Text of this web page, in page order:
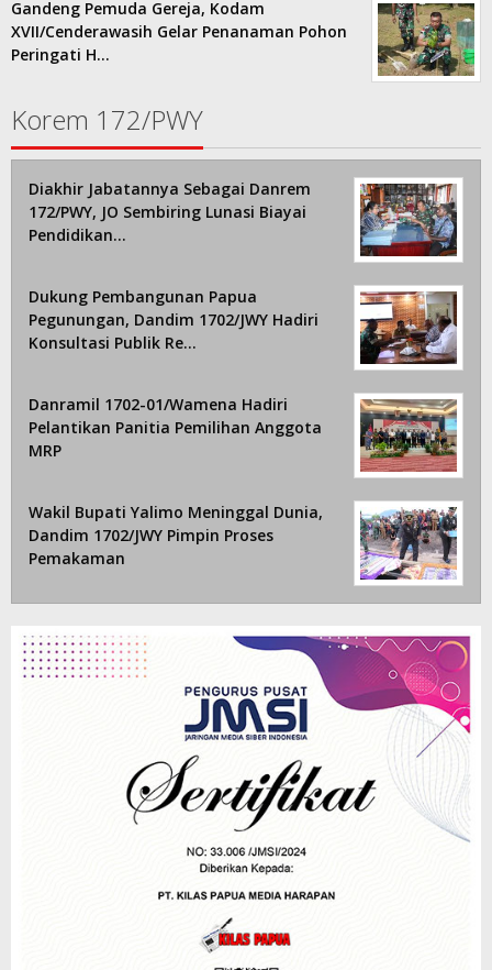
Gandeng Pemuda Gereja, Kodam
XVII/Cenderawasih Gelar Penanaman Pohon
Peringati H…
Korem 172/PWY
Diakhir Jabatannya Sebagai Danrem
172/PWY, JO Sembiring Lunasi Biayai
Pendidikan…
Dukung Pembangunan Papua
Pegunungan, Dandim 1702/JWY Hadiri
Konsultasi Publik Re…
Danramil 1702-01/Wamena Hadiri
Pelantikan Panitia Pemilihan Anggota
MRP
Wakil Bupati Yalimo Meninggal Dunia,
Dandim 1702/JWY Pimpin Proses
Pemakaman